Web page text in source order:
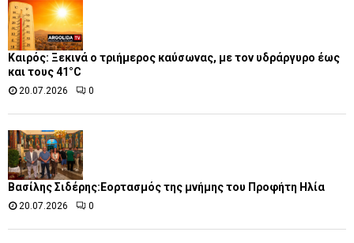
Καιρός: Ξεκινά ο τριήμερος καύσωνας, με τον υδράργυρο έως
και τους 41°C
20.07.2026 0
Βασίλης Σιδέρης:Εορτασμός της μνήμης του Προφήτη Ηλία
20.07.2026 0